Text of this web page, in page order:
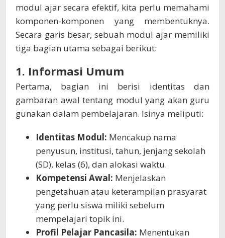
modul ajar secara efektif, kita perlu memahami
komponen-komponen yang membentuknya.
Secara garis besar, sebuah modul ajar memiliki
tiga bagian utama sebagai berikut:
1. Informasi Umum
Pertama, bagian ini berisi identitas dan
gambaran awal tentang modul yang akan guru
gunakan dalam pembelajaran. Isinya meliputi:
Identitas Modul: Mencakup nama
penyusun, institusi, tahun, jenjang sekolah
(SD), kelas (6), dan alokasi waktu.
Kompetensi Awal: Menjelaskan
pengetahuan atau keterampilan prasyarat
yang perlu siswa miliki sebelum
mempelajari topik ini.
Profil Pelajar Pancasila: Menentukan